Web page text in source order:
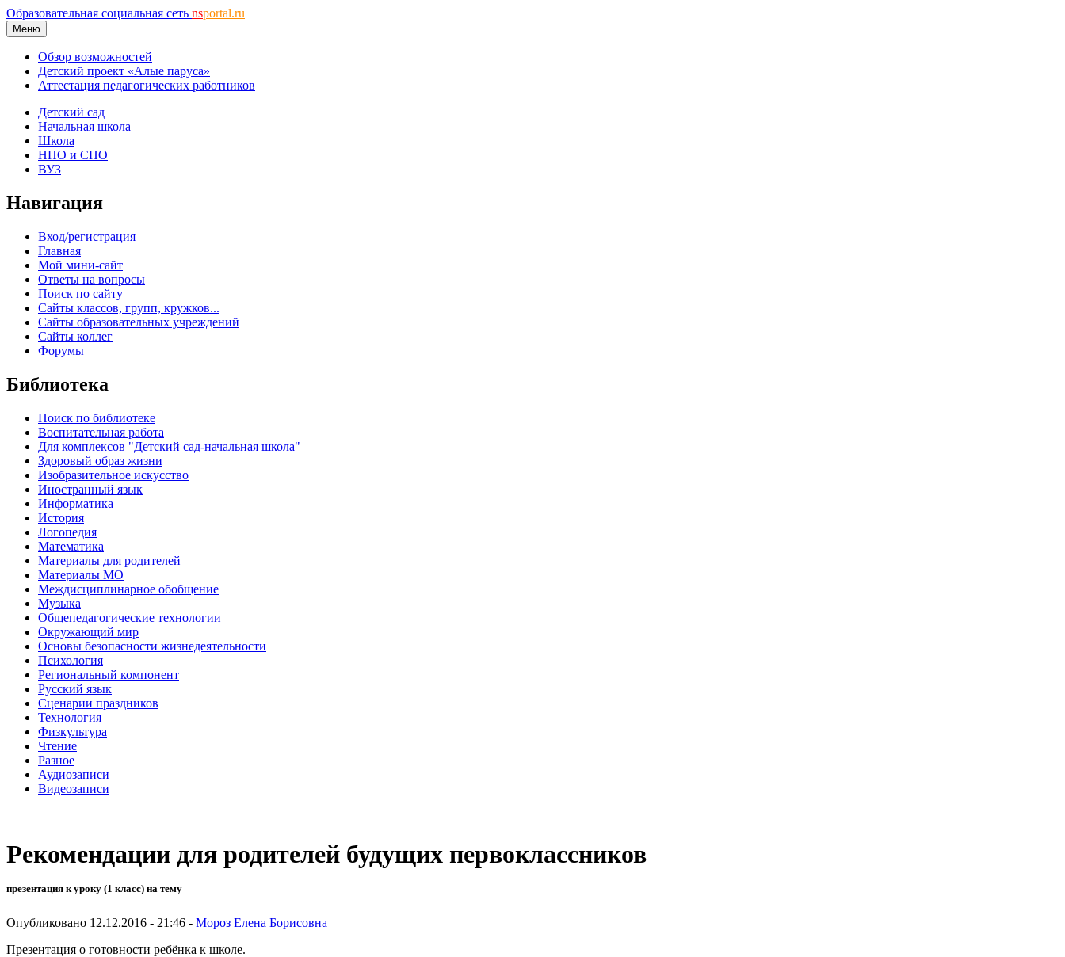
Образовательная социальная сеть nsportal.ru
Меню
Обзор возможностей
Детский проект «Алые паруса»
Аттестация педагогических работников
Детский сад
Начальная школа
Школа
НПО и СПО
ВУЗ
Навигация
Вход/регистрация
Главная
Мой мини-сайт
Ответы на вопросы
Поиск по сайту
Сайты классов, групп, кружков...
Сайты образовательных учреждений
Сайты коллег
Форумы
Библиотека
Поиск по библиотеке
Воспитательная работа
Для комплексов "Детский сад-начальная школа"
Здоровый образ жизни
Изобразительное искусство
Иностранный язык
Информатика
История
Логопедия
Математика
Материалы для родителей
Материалы МО
Междисциплинарное обобщение
Музыка
Общепедагогические технологии
Окружающий мир
Основы безопасности жизнедеятельности
Психология
Региональный компонент
Русский язык
Сценарии праздников
Технология
Физкультура
Чтение
Разное
Аудиозаписи
Видеозаписи
Рекомендации для родителей будущих первоклассников
презентация к уроку (1 класс) на тему
Опубликовано 12.12.2016 - 21:46 - Мороз Елена Борисовна
Презентация о готовности ребёнка к школе.